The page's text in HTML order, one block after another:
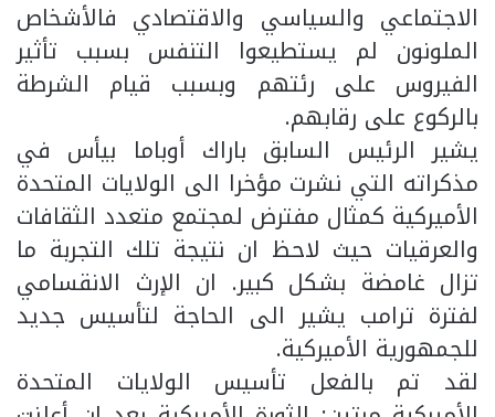
الاجتماعي والسياسي والاقتصادي فالأشخاص
الملونون لم يستطيعوا التنفس بسبب تأثير
الفيروس على رئتهم وبسبب قيام الشرطة
بالركوع على رقابهم.
يشير الرئيس السابق باراك أوباما بيأس في
مذكراته التي نشرت مؤخرا الى الولايات المتحدة
الأميركية كمثال مفترض لمجتمع متعدد الثقافات
والعرقيات حيث لاحظ ان نتيجة تلك التجربة ما
تزال غامضة بشكل كبير. ان الإرث الانقسامي
لفترة ترامب يشير الى الحاجة لتأسيس جديد
للجمهورية الأميركية.
لقد تم بالفعل تأسيس الولايات المتحدة